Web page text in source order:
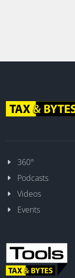
360°
Podcasts
Videos
Events